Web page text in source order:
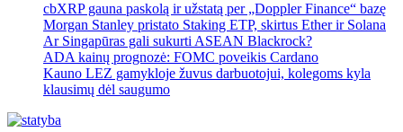
cbXRP gauna paskolą ir užstatą per „Doppler Finance“ bazę
Morgan Stanley pristato Staking ETP, skirtus Ether ir Solana
Ar Singapūras gali sukurti ASEAN Blackrock?
ADA kainų prognozė: FOMC poveikis Cardano
Kauno LEZ gamykloje žuvus darbuotojui, kolegoms kyla
klausimų dėl saugumo